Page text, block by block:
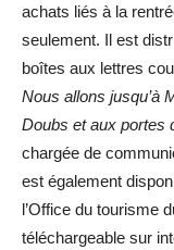
achats liés à la
seulement. Il est
boîtes aux lettres
Nous allons jusqu’à
Doubs et aux portes
chargée de
est également
l’Office du tourisme
téléchargeable sur